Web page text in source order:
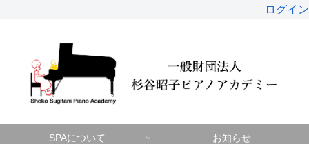
ログイン
SPAについて お知らせ